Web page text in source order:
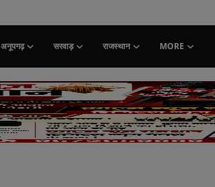
अनूपगढ़ सरवाड़ राजस्थान MORE